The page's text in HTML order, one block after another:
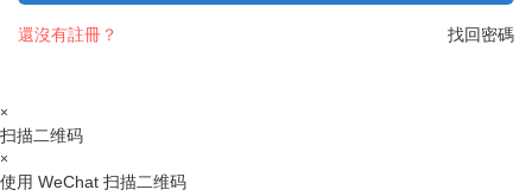
找回密碼
還沒有註冊？
×
扫描二维码
×
使用 WeChat 扫描二维码